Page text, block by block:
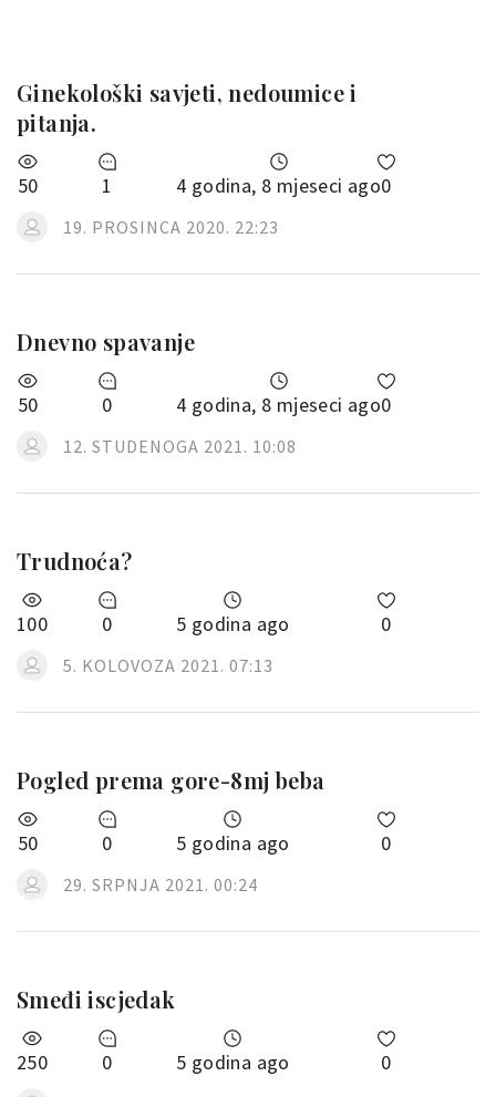
Ginekološki savjeti, nedoumice i
pitanja.
50 1 4 godina, 8 mjeseci ago0
19. PROSINCA 2020. 22:23
Dnevno spavanje
50 0 4 godina, 8 mjeseci ago0
12. STUDENOGA 2021. 10:08
Trudnoća?
100 0 5 godina ago 0
5. KOLOVOZA 2021. 07:13
Pogled prema gore-8mj beba
50 0 5 godina ago 0
29. SRPNJA 2021. 00:24
Smeđi iscjedak
250 0 5 godina ago 0